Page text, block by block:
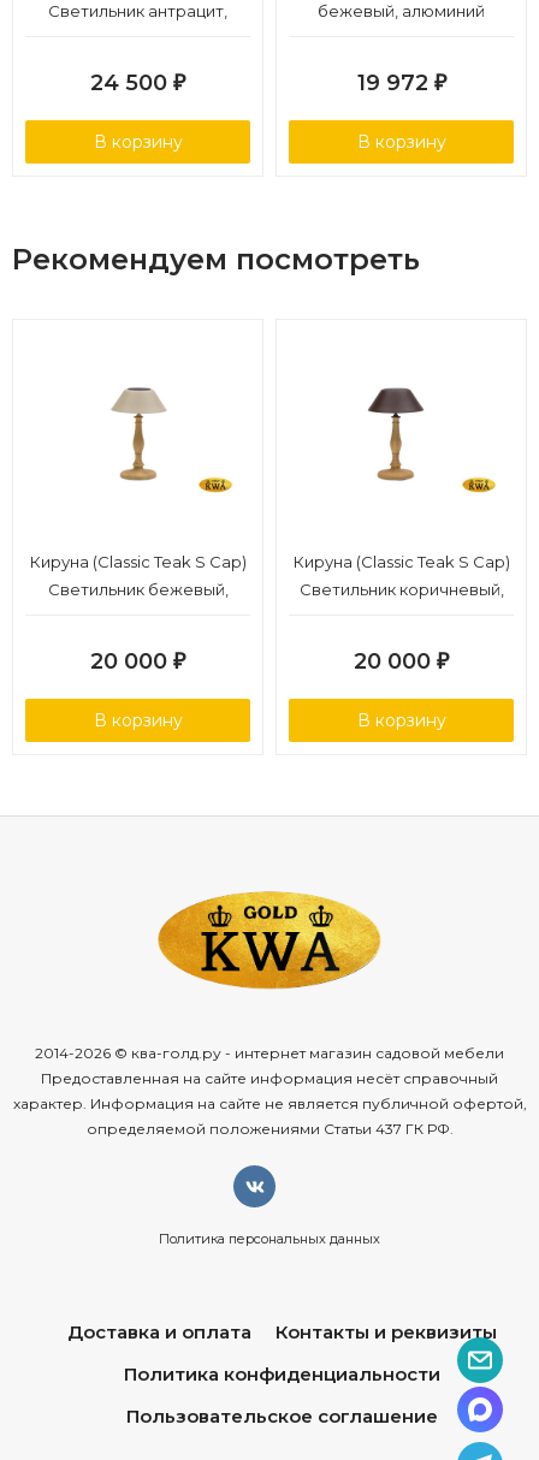
Светильник антрацит,
24 500 ₽
В корзину
бежевый, алюминий
19 972 ₽
В корзину
Рекомендуем посмотреть
Кируна (Classic Teak S Cap)
Светильник бежевый,
20 000 ₽
В корзину
Кируна (Classic Teak S Cap)
Светильник коричневый,
20 000 ₽
В корзину
2014-2026 © ква-голд.ру - интернет магазин садовой мебели
Предоставленная на сайте информация несёт справочный
характер. Информация на сайте не является публичной офертой,
определяемой положениями Статьи 437 ГК РФ.
Политика персональных данных
Доставка и оплата
Контакты и реквизиты
Политика конфиденциальности
Пользовательское соглашение